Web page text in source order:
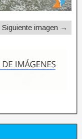
Siguiente imagen →